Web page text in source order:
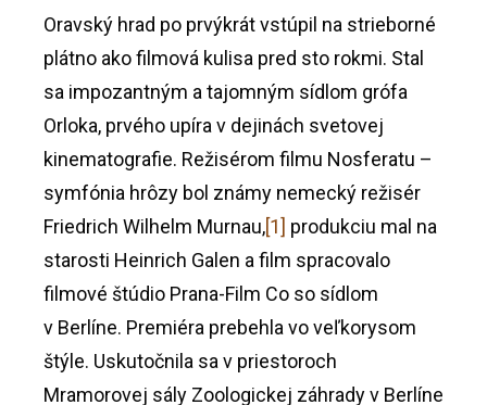
Oravský hrad po prvýkrát vstúpil na strieborné
plátno ako filmová kulisa pred sto rokmi. Stal
sa impozantným a tajomným sídlom grófa
Orloka, prvého upíra v dejinách svetovej
kinematografie. Režisérom filmu Nosferatu –
symfónia hrôzy bol známy nemecký režisér
Friedrich Wilhelm Murnau,[1] produkciu mal na
starosti Heinrich Galen a film spracovalo
filmové štúdio Prana-Film Co so sídlom
v Berlíne. Premiéra prebehla vo veľkorysom
štýle. Uskutočnila sa v priestoroch
Mramorovej sály Zoologickej záhrady v Berlíne